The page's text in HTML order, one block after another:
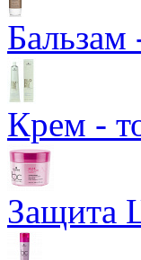
Крем -
Защита